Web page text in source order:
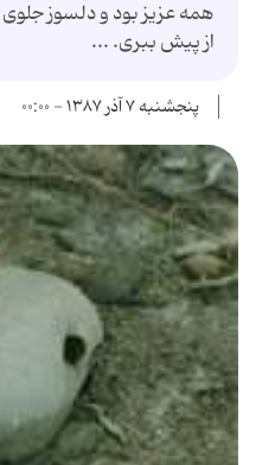
همه عزیز بود و دلسوز
از پیش ببری. ...
پنجشنبه ۷ آذر ۱۳۸۷ - ۰۰:۰۰